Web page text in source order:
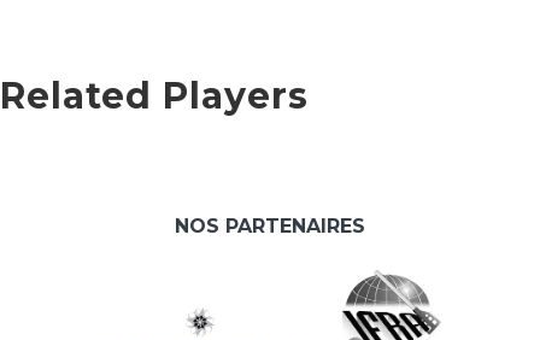
Related Players
NOS PARTENAIRES